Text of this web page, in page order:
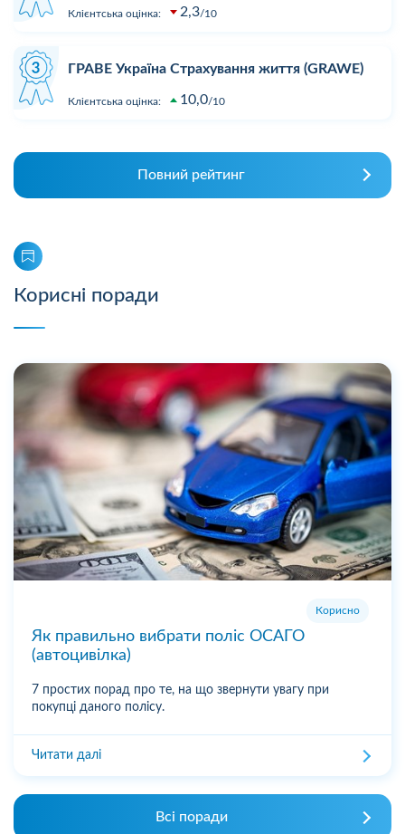
Клієнтська оцінка: 2,3 10
ГРАВЕ Україна Страхування життя (GRAWE)
Клієнтська оцінка: 10,0 10
Повний рейтинг
Корисні поради
Корисно
Як правильно вибрати поліс ОСАГО
(автоцивілка)
7 простих порад про те, на що звернути увагу при
покупці даного полісу.
Читати далі
Всі поради